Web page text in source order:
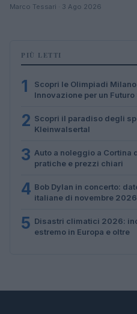
Marco Tessari · 3 Ago 2026
PIÙ LETTI
1
Scopri le Olimpiadi
Innovazione per un
2 Scopri il paradiso degli
Kleinwalsertal
3 Auto a noleggio a Cortina
pratiche e prezzi chiari
4 Bob Dylan in concerto:
italiane di novembre 2026
5 Disastri climatici 2026:
estremo in Europa e oltre